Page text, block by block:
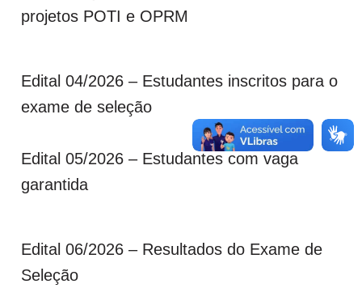
projetos POTI e OPRM
Edital 04/2026 – Estudantes inscritos para o
exame de seleção
Edital 05/2026 – Estudantes com vaga
garantida
Edital 06/2026 – Resultados do Exame de
Seleção